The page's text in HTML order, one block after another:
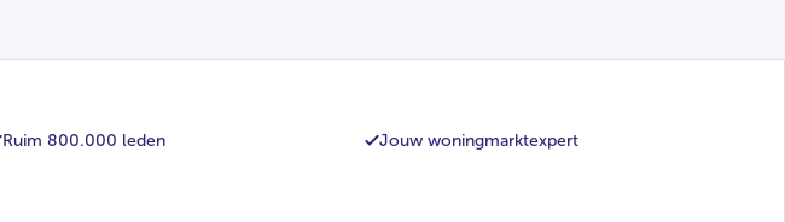
Ruim 800.000 leden Jouw woningmarktexpert